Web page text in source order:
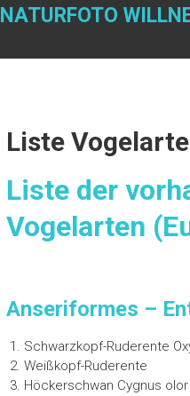
NATURFOTO
Liste
Liste der
Vogelarten
Anseriformes –
Schwarzkopf-Ruderente
Weißkopf-Ruderente
Höckerschwan Cygnus olor